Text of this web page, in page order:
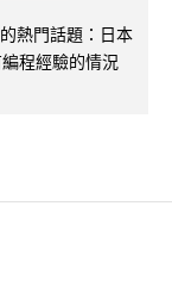
熱門話題：日本
程經驗的情況